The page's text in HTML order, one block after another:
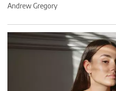
Andrew Gregory